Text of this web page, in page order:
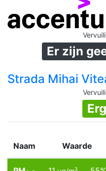
Er zijn
Strada Mihai
Naam Waarde
3